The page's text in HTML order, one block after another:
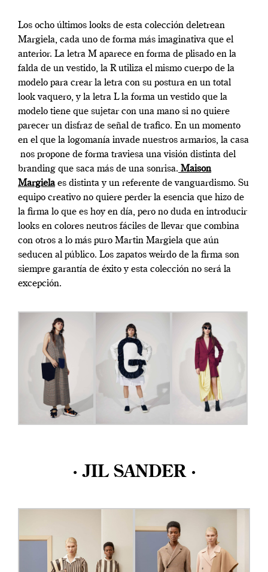
Los ocho últimos looks de esta colección deletrean
Margiela, cada uno de forma más imaginativa que el
anterior. La letra M aparece en forma de plisado en la
falda de un vestido, la R utiliza el mismo cuerpo de la
modelo para crear la letra con su postura en un total
look vaquero, y la letra L la forma un vestido que la
modelo tiene que sujetar con una mano si no quiere
parecer un disfraz de señal de trafico. En un momento
en el que la logomanía invade nuestros armarios, la casa
nos propone de forma traviesa una visión distinta del
branding que saca más de una sonrisa. Maison
Margielaes distinta y un referente de vanguardismo. Su
equipo creativo no quiere perder la esencia que hizo de
la firma lo que es hoy en día, pero no duda en introducir
looks en colores neutros fáciles de llevar que combina
con otros a lo más puro Martin Margiela que aún
seducen al público. Los zapatos weirdo de la firma son
siempre garantía de éxito y esta colección no será la
excepción.
· JIL SANDER ·